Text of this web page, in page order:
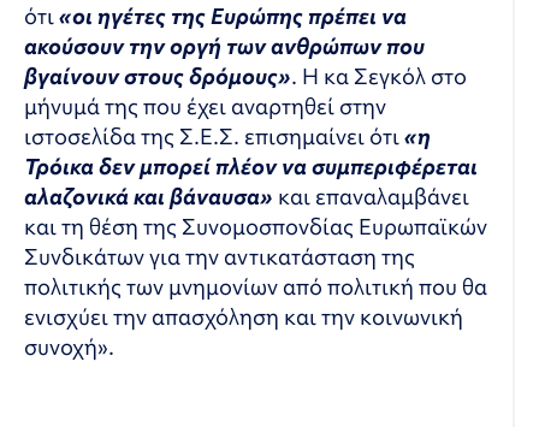
ότι«οι ηγέτες της Ευρώπης πρέπει να
ακούσουν την οργή τωνανθρώπων που
βγαίνουν στους δρόμους». Η κα Σεγκόλ στο
μήνυμά της που έχει αναρτηθεί στην
ιστοσελίδα της Σ.Ε.Σ. επισημαίνει ότι«η
Τρόικα δεν μπορεί πλέον να συμπεριφέρεται
αλαζονικά και βάναυσα» και επαναλαμβάνει
και τη θέση της Συνομοσπονδίας Ευρωπαϊκών
Συνδικάτων για την αντικατάσταση της
πολιτικής των μνημονίων από πολιτική που θα
ενισχύει την απασχόληση και την κοινωνική
συνοχή».